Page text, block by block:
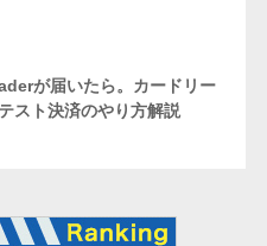
が届いたら。カードリー
スト決済のやり方解説